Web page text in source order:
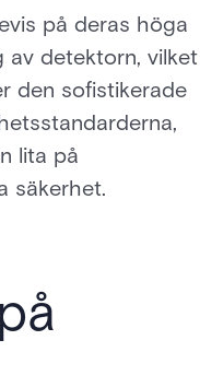
på deras höga
av detektorn, vilket
den sofistikerade
lita på
säkerhet.